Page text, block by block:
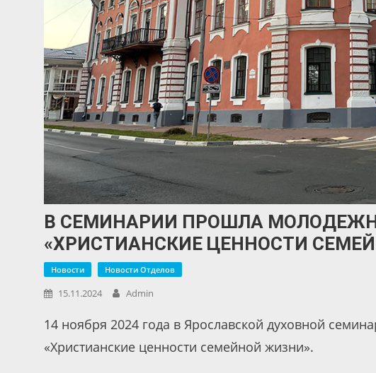
В СЕМИНАРИИ ПРОШЛА
«ХРИСТИАНСКИЕ ЦЕННОСТИ
Новости Новости Отделов
15.11.2024 Admin
14 ноября 2024 года в Ярославской духовной
«Христианские ценности семейной жизни».